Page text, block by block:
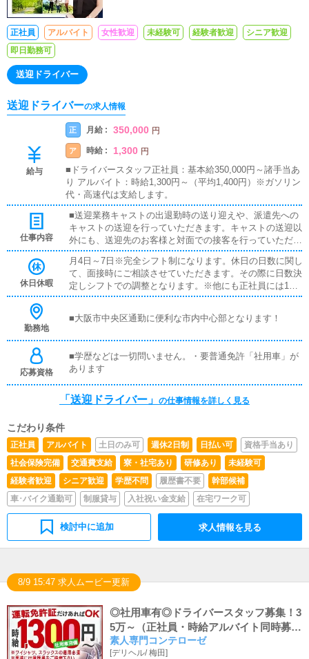
正社員 アルバイト 女性歓迎 未経験可 経験者歓迎
シニア歓迎
即日勤務可
送迎ドライバー
送迎ドライバーの求人情報
給与
正 月給 : 350,000 円
ア 時給 : 1,300 円
■ドライバースタッフ正社員：基本給350,000円～諸手当あ
り アルバイト：時給1,300円～（平均1,400円）※ガソリン
代・高速代は支給します。
仕事内容
■送迎業務キャストの出退勤時の送り迎えや、派遣先への
キャストの送迎を行っていただきます。キャストの送迎以
外にも、送迎先のお客様と対面での接客を行っていただき
ます。お客様のご案内時に、システムの説明や料金の受け
取り等、対面での簡単な接客になります。最初は先輩ドラ
イバーと同乗して行動し、業務の流れを覚えていただきま
すので、未経験の方でも安心して働けます。
休日休暇
月4日～7日※完全シフト制になります。休日の日数に関し
て、面接時にご相談させていただきます。その際に日数決
定しシフトでの調整となります。※他にも正社員には1年
に一度、大型連休5日～7日が御座います。
勤務地
■大阪市中央区通勤に便利な市内中心部となります！
応募資格
■学歴などは一切問いません。・要普通免許「社用車」が
あります
「送迎ドライバー」 の仕事情報を詳しく見る
こだわり条件
正社員 アルバイト 土日のみ可 週休2日制 日払い可
資格手当あり
社会保険完備
交通費支給 寮・社宅あり 研修あり
未経験可
経験者歓迎
シニア歓迎 学歴不問 履歴書不要
幹部候補
車･バイク通勤可
制服貸与 入社祝い金支給 在宅ワーク可
検討中に追加 求人情報を見る
8/9 15:47 求人ムービー更新
◎社用車有◎ドライバースタッフ募集！3
5万～（正社員・時給アルバイト同時募集
中）
素人専門コンテローゼ
[デリヘル/梅田]